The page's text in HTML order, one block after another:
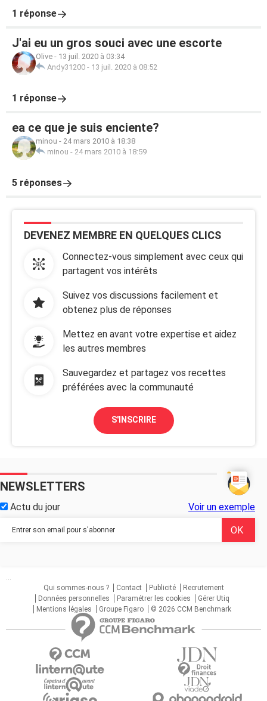
1 réponse
J'ai eu un gros souci avec une escorte
Olive - 13 juil. 2020 à 03:34
Andy31200 - 13 juil. 2020 à 08:52
1 réponse
ea ce que je suis enciente?
minou - 24 mars 2010 à 18:38
minou - 24 mars 2010 à 18:59
5 réponses
DEVENEZ MEMBRE EN QUELQUES CLICS
Connectez-vous simplement avec ceux qui
partagent vos intérêts
Suivez vos discussions facilement et
obtenez plus de réponses
Mettez en avant votre expertise et aidez
les autres membres
Sauvegardez et partagez vos recettes
préférées avec la communauté
S'INSCRIRE
NEWSLETTERS
Actu du jour Voir un exemple
...
Qui sommes-nous ?
Contact Publicité
Recrutement
Données personnelles
Paramétrer les cookies
Gérer Utiq
Mentions légales
Groupe Figaro © 2026 CCM Benchmark